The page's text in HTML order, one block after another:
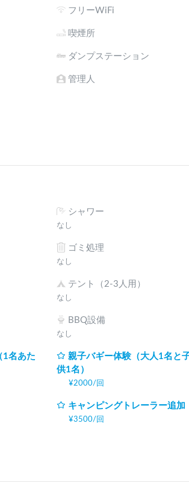
認ください。www.akromafia.com
フリーWiFi
喫煙所
ダンプステーション
管理人
シャワー
なし
ゴミ処理
なし
テント（2-3人用）
なし
BBQ設備
なし
1名あた
親子バギー体験（大人1名と
供1名）
¥2000/ 回
キャンピングトレーラー追加
¥3500/ 回